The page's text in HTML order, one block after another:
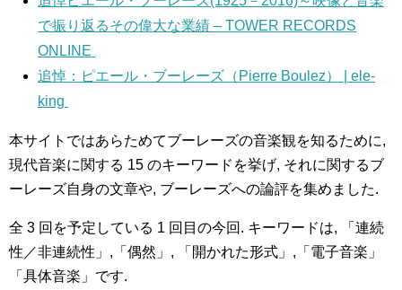
で振り返るその偉大な業績 – TOWER RECORDS
ONLINE
追悼：ピエール・ブーレーズ（Pierre Boulez） | ele-
king
本サイトではあらためてブーレーズの音楽観を知るために,
現代音楽に関する 15 のキーワードを挙げ, それに関するブ
ーレーズ自身の文章や, ブーレーズへの論評を集めました.
全 3 回を予定している 1 回目の今回. キーワードは, 「連続
性／非連続性」,「偶然」, 「開かれた形式」,「電子音楽」
「具体音楽」です.